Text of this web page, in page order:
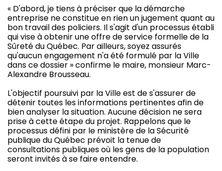
« D'abord, je tiens à préciser que la démarche
entreprise ne constitue en rien un jugement quant au
bon travail des policiers. Il s'agit d'un processus établi
qui vise à obtenir une offre de service formelle de la
Sûreté du Québec. Par ailleurs, soyez assurés
qu'aucun engagement n'a été formulé par la Ville
dans ce dossier » confirme le maire, monsieur Marc-
Alexandre Brousseau.
L'objectif poursuivi par la Ville est de s'assurer de
détenir toutes les informations pertinentes afin de
bien analyser la situation. Aucune décision ne sera
prise à cette étape du projet. Rappelons que le
processus défini par le ministère de la Sécurité
publique du Québec prévoit la tenue de
consultations publiques où les gens de la population
seront invités à se faire entendre.